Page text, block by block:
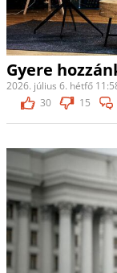
Gyere
2026. július 6. hétfő
30
15